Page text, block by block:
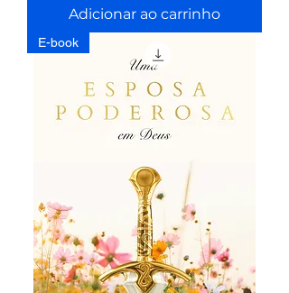
Adicionar ao carrinho
E-book